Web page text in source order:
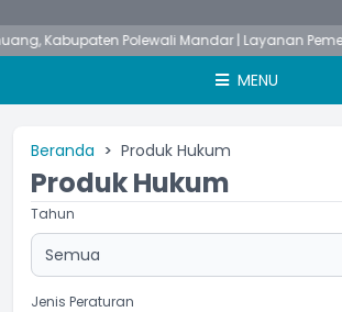
Polewali Mandar | Layanan
MENU
Beranda Produk Hukum
Produk Hukum
Tahun
Jenis Peraturan